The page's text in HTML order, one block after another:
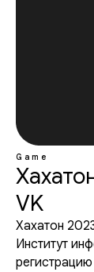
Game
VK
Хахатон
Институт